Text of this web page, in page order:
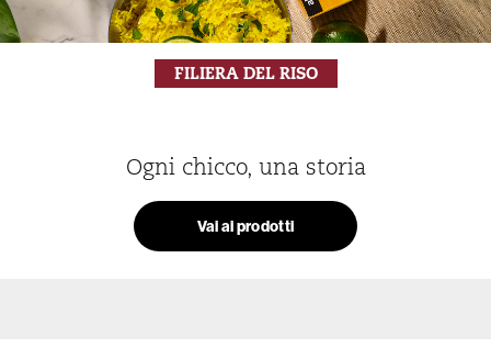
FILIERA DEL RISO
Ogni chicco, una storia
Vai ai prodotti